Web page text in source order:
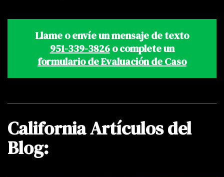
Llame o envíe un mensaje de texto
951-339-3826o complete un
formulario de Evaluación de Caso
California Artículos del
Blog: